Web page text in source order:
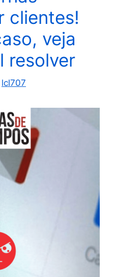
clientes!
veja
resolver
lcl707